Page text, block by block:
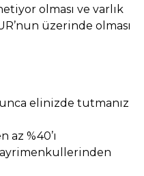
olması ve varlık
üzerinde olması
elinizde tutmanız
%40’ı